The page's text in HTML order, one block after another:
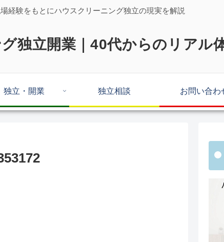
経験をもとにハウスクリーニング独立の現実を解説
独立開業｜40代からのリアル
独立・開業 独立相談 お問い合わ